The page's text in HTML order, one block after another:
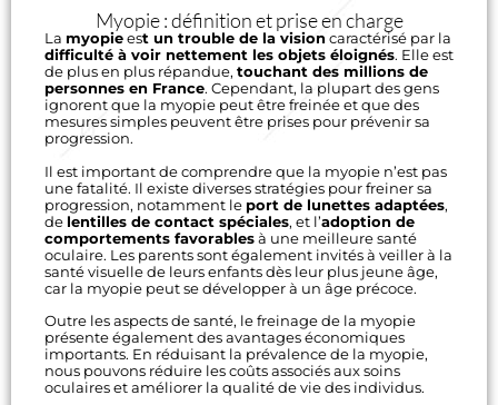
Myopie : définition et prise en charge
La myopie est un trouble de la vision caractérisé par la
difficulté à voir nettement les objets éloignés. Elle est
de plus en plus répandue, touchant des millions de
personnes en France. Cependant, la plupart des gens
ignorent que la myopie peut être freinée et que des
mesures simples peuvent être prises pour prévenir sa
progression.
Il est important de comprendre que la myopie n’est pas
une fatalité. Il existe diverses stratégies pour freiner sa
progression, notamment le port de lunettes adaptées,
de lentilles de contact spéciales, et l’adoption de
comportements favorables à une meilleure santé
oculaire. Les parents sont également invités à veiller à la
santé visuelle de leurs enfants dès leur plus jeune âge,
car la myopie peut se développer à un âge précoce.
Outre les aspects de santé, le freinage de la myopie
présente également des avantages économiques
importants. En réduisant la prévalence de la myopie,
nous pouvons réduire les coûts associés aux soins
oculaires et améliorer la qualité de vie des individus.